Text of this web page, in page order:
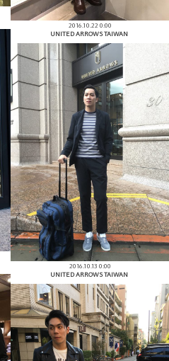
2016.10.22 0:00
UNITED ARROWS TAIWAN
2016.10.13 0:00
UNITED ARROWS TAIWAN